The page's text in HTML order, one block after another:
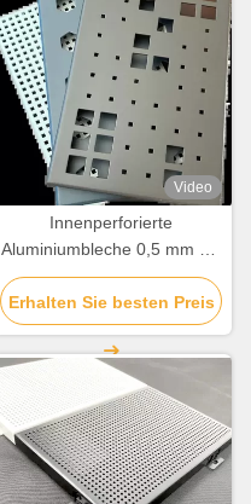
Video
Innenperforierte
Aluminiumbleche 0,5 mm bis
10 mm Dicke
Korrosionsbeständig
Erhalten Sie besten Preis